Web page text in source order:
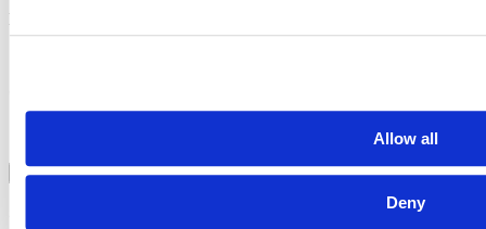
Allow all
Deny
Bevorzugte Kontaktaufnahme
gelesen und stimme zu.
Absenden